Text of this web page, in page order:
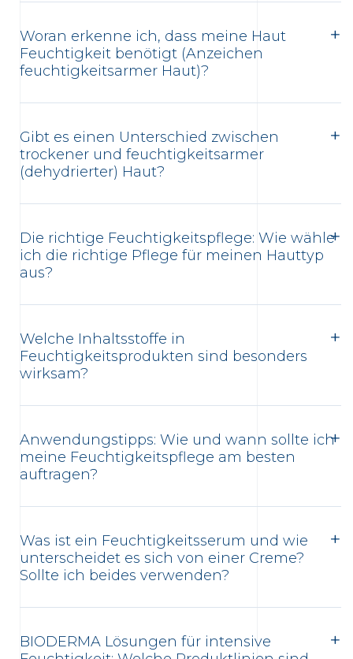
Woran erkenne ich, dass meine Haut
Feuchtigkeit benötigt (Anzeichen
feuchtigkeitsarmer Haut)?
Gibt es einen Unterschied zwischen
trockener und feuchtigkeitsarmer
(dehydrierter) Haut?
Die richtige Feuchtigkeitspflege: Wie wähle
ich die richtige Pflege für meinen Hauttyp
aus?
Welche Inhaltsstoffe in
Feuchtigkeitsprodukten sind besonders
wirksam?
Anwendungstipps: Wie und wann sollte ich
meine Feuchtigkeitspflege am besten
auftragen?
Was ist ein Feuchtigkeitsserum und wie
unterscheidet es sich von einer Creme?
Sollte ich beides verwenden?
BIODERMA Lösungen für intensive